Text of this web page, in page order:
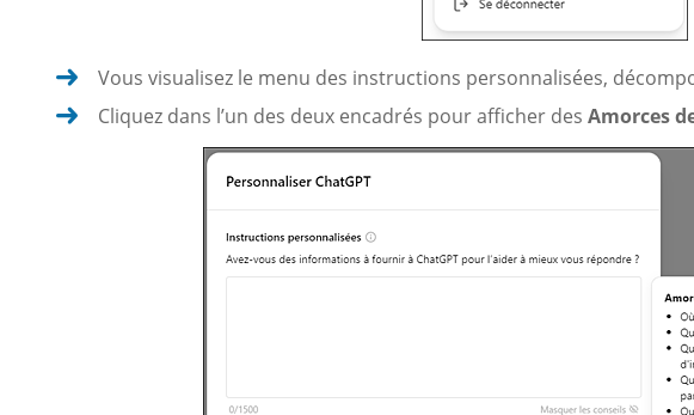
Vous visualisez le menu des instructions personnalisées,
Cliquez dans l’un des deux encadrés pour afficher des Amorces